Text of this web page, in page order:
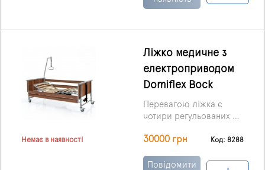
полегшує регулювання
всіх секцій.
Регулювання
здійснюється за
дистанційного
керування.
Немає в наявності
Ліжко медичне з
електроприводом
Domiflex Bock
Перевагою ліжка є
чотири регульованих по
управління якими
безшумним
30000 грн Код: 8288
Повідомити